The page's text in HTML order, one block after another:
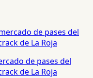
de pases del
de La Roja